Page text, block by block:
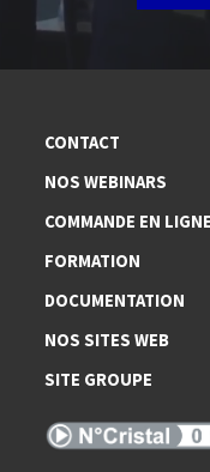
CONTACT
NOS WEBINARS
COMMANDE EN LIGNE
FORMATION
DOCUMENTATION
NOS SITES WEB
SITE GROUPE